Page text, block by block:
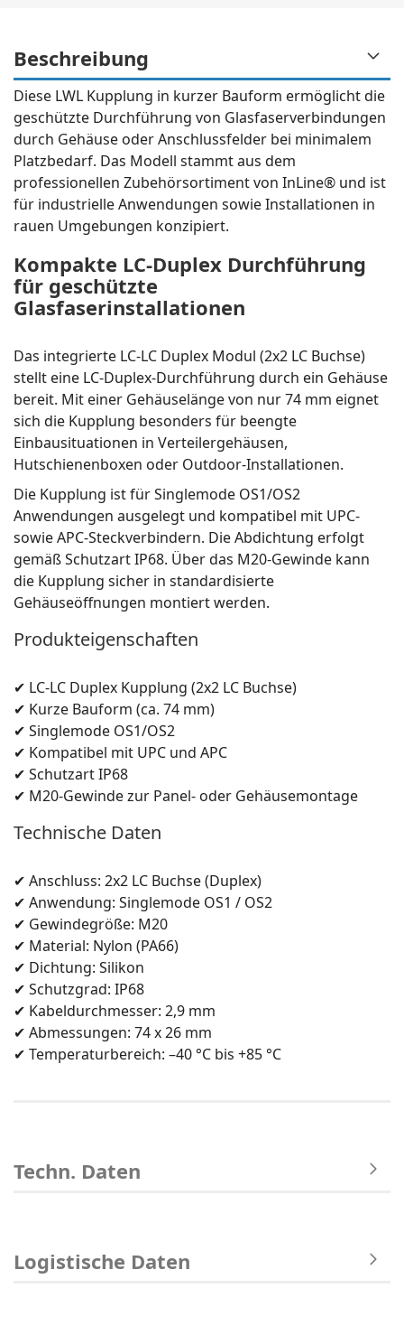
Beschreibung
Diese LWL Kupplung in kurzer Bauform ermöglicht die
geschützte Durchführung von Glasfaserverbindungen
durch Gehäuse oder Anschlussfelder bei minimalem
Platzbedarf. Das Modell stammt aus dem
professionellen Zubehörsortiment von InLine® und ist
für industrielle Anwendungen sowie Installationen in
rauen Umgebungen konzipiert.
Kompakte LC-Duplex Durchführung
für geschützte
Glasfaserinstallationen
Das integrierte LC-LC Duplex Modul (2x2 LC Buchse)
stellt eine LC-Duplex-Durchführung durch ein Gehäuse
bereit. Mit einer Gehäuselänge von nur 74 mm eignet
sich die Kupplung besonders für beengte
Einbausituationen in Verteilergehäusen,
Hutschienenboxen oder Outdoor-Installationen.
Die Kupplung ist für Singlemode OS1/OS2
Anwendungen ausgelegt und kompatibel mit UPC-
sowie APC-Steckverbindern. Die Abdichtung erfolgt
gemäß Schutzart IP68. Über das M20-Gewinde kann
die Kupplung sicher in standardisierte
Gehäuseöffnungen montiert werden.
Produkteigenschaften
✔ LC-LC Duplex Kupplung (2x2 LC Buchse)
✔ Kurze Bauform (ca. 74 mm)
✔ Singlemode OS1/OS2
✔ Kompatibel mit UPC und APC
✔ Schutzart IP68
✔ M20-Gewinde zur Panel- oder Gehäusemontage
Technische Daten
✔ Anschluss: 2x2 LC Buchse (Duplex)
✔ Anwendung: Singlemode OS1 / OS2
✔ Gewindegröße: M20
✔ Material: Nylon (PA66)
✔ Dichtung: Silikon
✔ Schutzgrad: IP68
✔ Kabeldurchmesser: 2,9 mm
✔ Abmessungen: 74 x 26 mm
✔ Temperaturbereich: –40 °C bis +85 °C
Techn. Daten
Logistische Daten